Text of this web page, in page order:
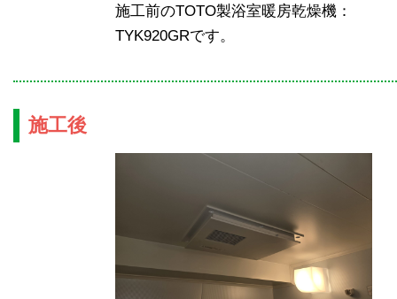
施工前のTOTO製浴室暖房乾燥機：
TYK920GRです。
施工後